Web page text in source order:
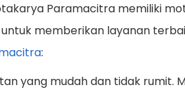
Paramacitra memiliki
memberikan layanan
:
yang mudah dan tidak rumit.